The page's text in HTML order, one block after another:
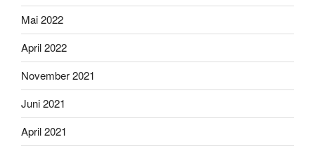
Mai 2022
April 2022
November 2021
Juni 2021
April 2021